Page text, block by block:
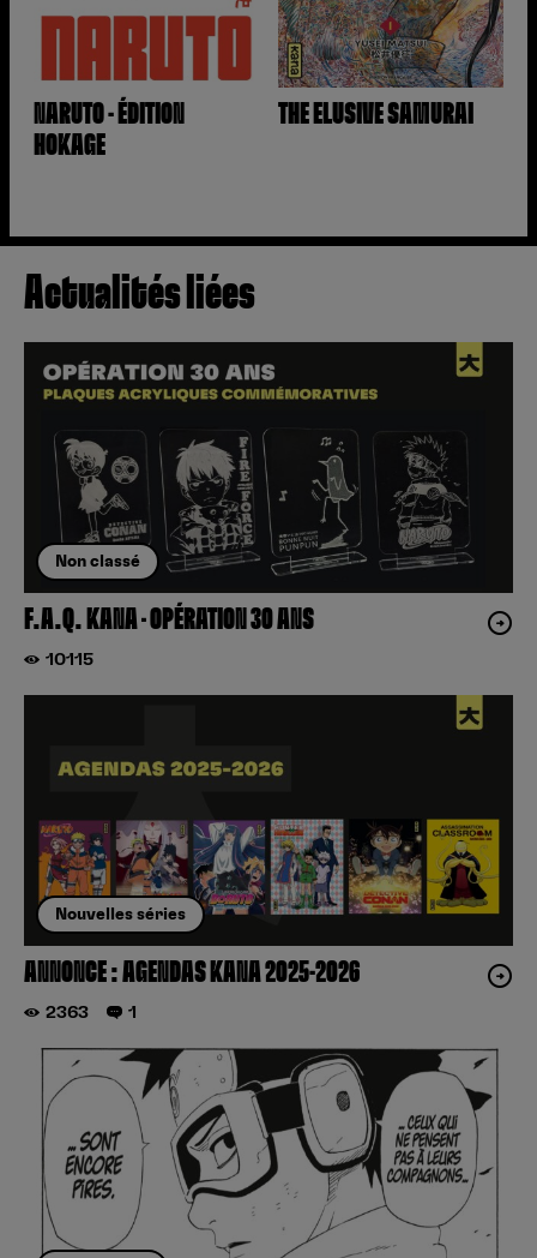
NARUTO - ÉDITION
HOKAGE
THE ELUSIVE SAMURAI
Actualités liées
Non classé
F.A.Q. KANA – OPÉRATION 30 ANS
10115
Nouvelles séries
ANNONCE : AGENDAS KANA 2025-2026
2363 1